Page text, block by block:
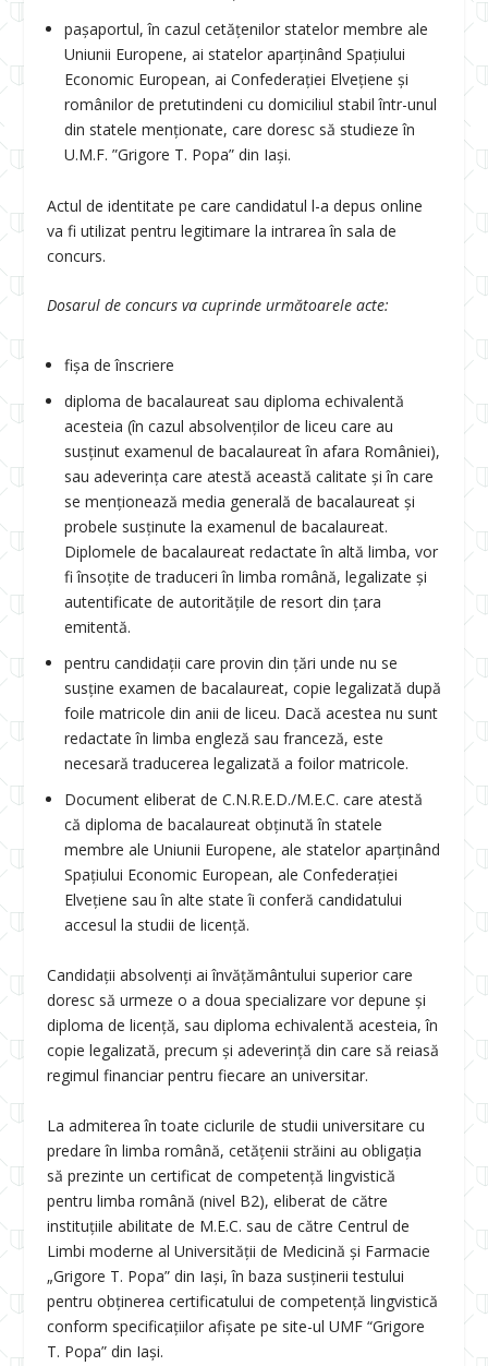
pașaportul, în cazul cetățenilor statelor membre ale
Uniunii Europene, ai statelor aparținând Spațiului
Economic European, ai Confederației Elvețiene și
românilor de pretutindeni cu domiciliul stabil într-unul
din statele menționate, care doresc să studieze în
U.M.F. ”Grigore T. Popa” din Iași.
Actul de identitate pe care candidatul l-a depus online
va fi utilizat pentru legitimare la intrarea în sala de
concurs.
Dosarul de concurs va cuprinde următoarele acte:
fișa de înscriere
diploma de bacalaureat sau diploma echivalentă
acesteia (în cazul absolvenților de liceu care au
susținut examenul de bacalaureat în afara României),
sau adeverința care atestă această calitate și în care
se menționează media generală de bacalaureat și
probele susținute la examenul de bacalaureat.
Diplomele de bacalaureat redactate în altă limba, vor
fi însoțite de traduceri în limba română, legalizate și
autentificate de autoritățile de resort din țara
emitentă.
pentru candidații care provin din țări unde nu se
susține examen de bacalaureat, copie legalizată după
foile matricole din anii de liceu. Dacă acestea nu sunt
redactate în limba engleză sau franceză, este
necesară traducerea legalizată a foilor matricole.
Document eliberat de C.N.R.E.D./M.E.C. care atestă
că diploma de bacalaureat obținută în statele
membre ale Uniunii Europene, ale statelor aparținând
Spațiului Economic European, ale Confederației
Elvețiene sau în alte state îi conferă candidatului
accesul la studii de licență.
Candidații absolvenți ai învățământului superior care
doresc să urmeze o a doua specializare vor depune și
diploma de licență, sau diploma echivalentă acesteia, în
copie legalizată, precum și adeverință din care să reiasă
regimul financiar pentru fiecare an universitar.
La admiterea în toate ciclurile de studii universitare cu
predare în limba română, cetățenii străini au obligația
să prezinte un certificat de competență lingvistică
pentru limba română (nivel B2), eliberat de către
instituțiile abilitate de M.E.C. sau de către Centrul de
Limbi moderne al Universității de Medicină și Farmacie
„Grigore T. Popa” din Iași, în baza susținerii testului
pentru obținerea certificatului de competență lingvistică
conform specificaţiilor afişate pe site-ul UMF “Grigore
T. Popa” din Iaşi.